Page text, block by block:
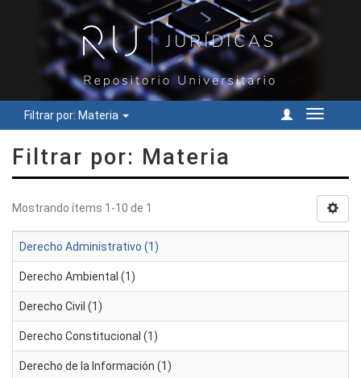
Filtrar por: Materia
Cambiar
Filtrar por: Materia
Mostrando ítems 1-10 de 1
Derecho Administrativo (1)
Derecho Ambiental (1)
Derecho Civil (1)
Derecho Constitucional (1)
Derecho de la Información (1)